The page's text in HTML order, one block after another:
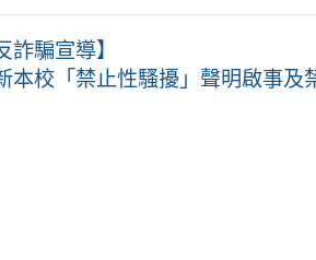
詐騙宣導】
本校「禁止性騷擾」聲明啟事及